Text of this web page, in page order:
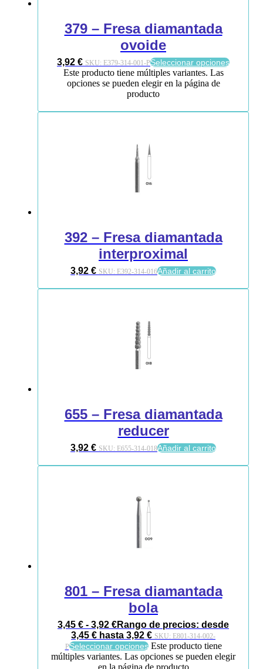
379 – Fresa diamantada
ovoide
3,92 € SKU: E379-314-001-PSeleccionar opciones
Este producto tiene múltiples variantes. Las
opciones se pueden elegir en la página de
producto
392 – Fresa diamantada
interproximal
3,92 € SKU: E392-314-016Añadir al carrito
655 – Fresa diamantada
reducer
3,92 € SKU: E655-314-018Añadir al carrito
801 – Fresa diamantada
bola
3,45 € - 3,92 €Rango de precios: desde
3,45 € hasta 3,92 € SKU: E801-314-002-
PSeleccionar opciones Este producto tiene
múltiples variantes. Las opciones se pueden elegir
en la página de producto